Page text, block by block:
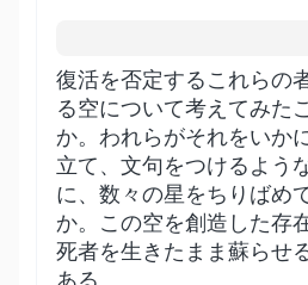
復活を否定するこれらの
る空について考えてみた
か。われらがそれをいか
立て、文句をつけるよう
に、数々の星をちりばめ
か。この空を創造した存
死者を生きたまま蘇らせ
ある。